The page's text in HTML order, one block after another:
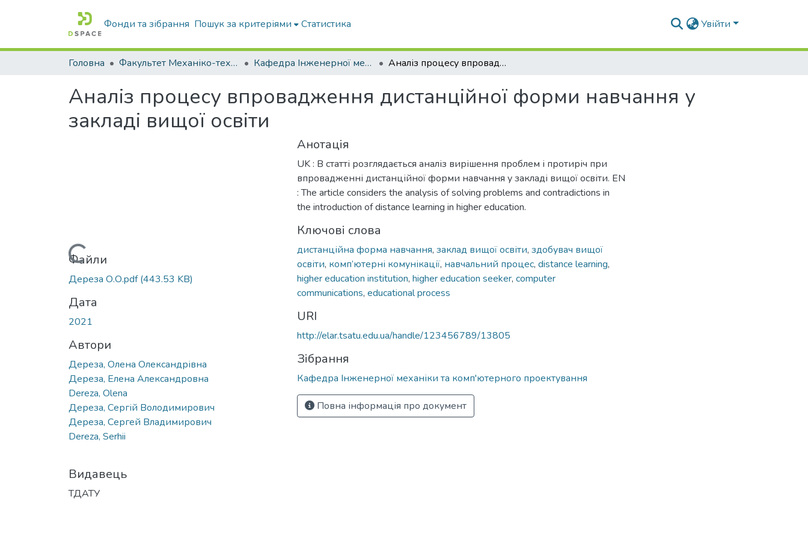
Фонди та зібрання Пошук за критеріями Статистика Увійти
Головна Факультет Механіко-технологічний Кафедра Інженерної механіки та комп'ютерного проектування Аналіз процесу впровадження дистанційної форми навчання у закладі вищої освіти
Аналіз процесу впровадження дистанційної форми навчання у
закладі вищої освіти
Вантажиться...
Файли
Дереза О.О.pdf(443.53 KB)
Дата
2021
Автори
Дереза, Олена Олександрівна
Дереза, Елена Александровна
Dereza, Olena
Дереза, Сергій Володимирович
Дереза, Сергей Владимирович
Dereza, Serhii
Видавець
ТДАТУ
Анотація
UK : В статті розглядається аналіз вирішення проблем і протиріч при
впровадженні дистанційної форми навчання у закладі вищої освіти. EN
: The article considers the analysis of solving problems and contradictions in
the introduction of distance learning in higher education.
Ключові слова
дистанційна форма навчання, заклад вищої освіти, здобувач вищої
освіти, комп’ютерні комунікації, навчальний процес, distance learning,
higher education institution, higher education seeker, computer
communications, educational process
URI
http://elar.tsatu.edu.ua/handle/123456789/13805
Зібрання
Кафедра Інженерної механіки та комп'ютерного проектування
Повна інформація про документ